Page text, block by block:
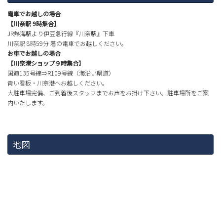
電車でお越しの場合
【川奈駅 9時集合】
JR熱海駅より伊豆急行線『川奈駅』下車
川奈駅 8時59分 着の電車でお越しください。
お車でお越しの場合
【川奈港ショップ９時集合】
国道135号線⇒R109号線（海沿い県道）
青い看板・川奈港へお越しください。
大駐車場完備、ご到着後スタッフまでお声をお掛け下さい。駐車場所をご案
内いたします。
地図